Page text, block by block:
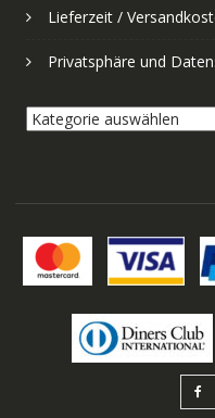
Lieferzeit /
Privatsphäre und
Kategorie